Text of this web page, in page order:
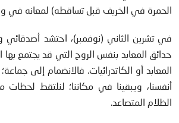
الحمرة في الخريف قبل تساقطه) لمعانه في
في تشرين الثاني (نوفمبر)، احتشد أصدقائي
حدائق المعابد بنفس الروح التي قد يجتمع
المعابد أو الكاتدرائيات. فالانضمام إلى
أنفسنا، ويبقينا في مكاننا؛ لنلتقط
الظلام المتصاعد.